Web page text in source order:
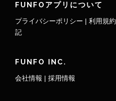
FUNFOアプリについて
プライバシーポリシー | 利用規約
記
FUNFO INC.
会社情報 | 採用情報